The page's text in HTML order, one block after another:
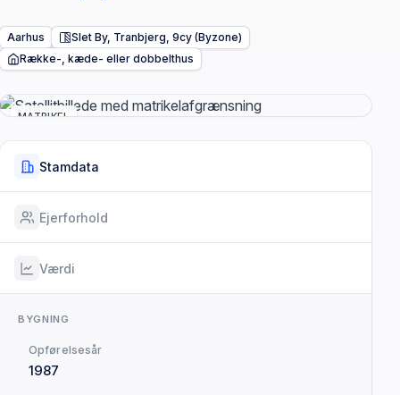
Aarhus
Slet By, Tranbjerg, 9cy (Byzone)
Række-, kæde- eller dobbelthus
MATRIKEL
Stamdata
Ejerforhold
Værdi
BYGNING
Opførelsesår
1987